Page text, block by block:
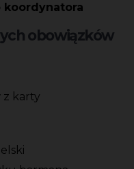
koordynatora
obowiązków
z karty